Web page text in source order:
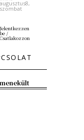
augusztus8,
szombat
Jelentkezzen
be /
Csatlakozzon